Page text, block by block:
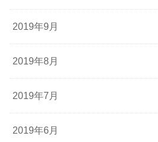
2019年9月
2019年8月
2019年7月
2019年6月